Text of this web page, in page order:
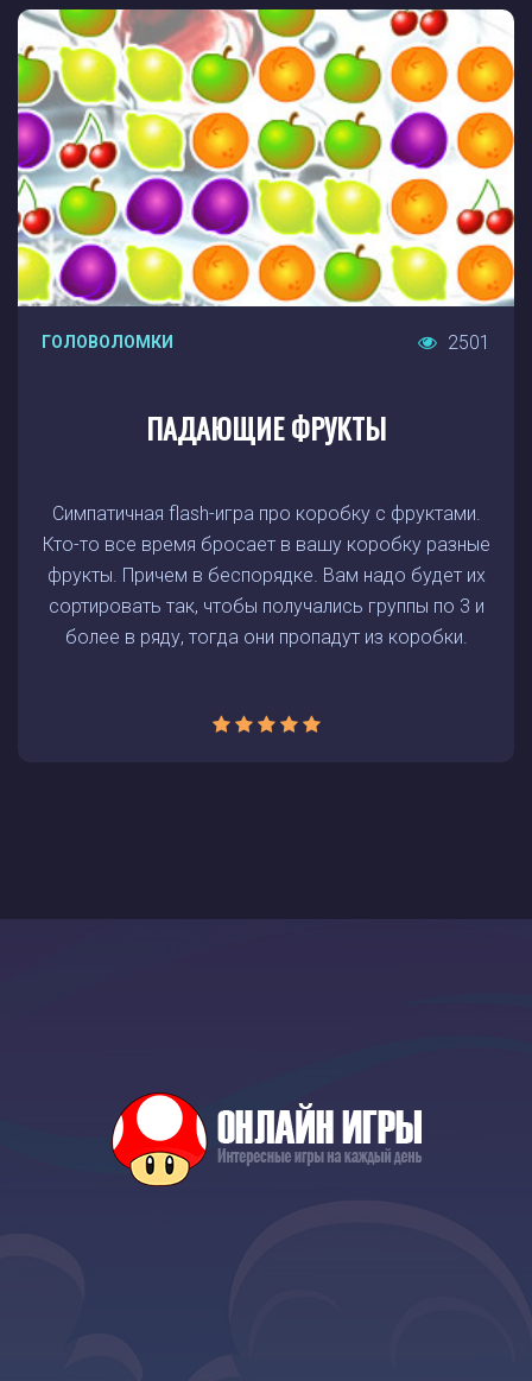
ГОЛОВОЛОМКИ 2501
ПАДАЮЩИЕ ФРУКТЫ
Симпатичная flash-игра про коробку с фруктами.
Кто-то все время бросает в вашу коробку разные
фрукты. Причем в беспорядке. Вам надо будет их
сортировать так, чтобы получались группы по 3 и
более в ряду, тогда они пропадут из коробки.